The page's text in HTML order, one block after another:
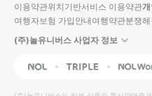
입니
다.
높
동
순
상
이용약관위치기반서비스 이용약관
여행자보험 가입안내여행약관분쟁
(주)놀유니버스 사업자 정보
NOL Triple Interpark